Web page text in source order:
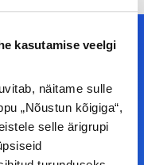
kasutamise veelgi
näitame sulle
„Nõustun kõigiga“,
selle ärigrupi
vajaliku, et olla
Kui sul on